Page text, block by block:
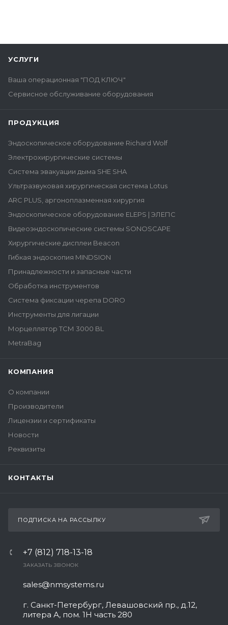
УСЛУГИ
Ваша операционная "ПОД КЛЮЧ"
Сервисное обслуживание оборудования
ПРОДУКЦИЯ
Эндоскопическое оборудование Richard Wolf
Электрохирургические системы
Система эвакуации дыма SHE SHA
Ультразвуковая хирургическая система Lotus
ARC PLUS, аргоноплазменная хирургия
Эндоскопическое оборудование ELEPS | ЭЛЕПС
Видеоэндоскопические системы SONOSCAPE
Хирургические дисплеи Beacon
Гибкая эндоскопия MINDSION
Принадлежности и запасные части
Обработка инструментов
Система фиксации черепа DORO
Инструменты для лигации
Морцеллятор ТСМ 3000 BL
MetraBag
КОМПАНИЯ
О компании
Производители
Лицензии и сертификаты
Новости
Реквизиты
КОНТАКТЫ
ПОДПИСКА НА РАССЫЛКУ
+7 (812) 718-13-18
ЗАКАЗАТЬ ЗВОНОК
sales@nmsystems.ru
г. Санкт-Петербург, Левашовский пр., д.12,
литера А, пом. 1Н часть 280